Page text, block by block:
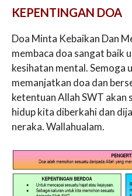
KEPENTINGAN DOA
Doa Minta Kebaikan Dan
membaca doa sangat baik
kesihatan mental. Semoga
memanjatkan doa dan
ketentuan Allah SWT akan
hidup kita diberkahi dan
neraka. Wallahualam.